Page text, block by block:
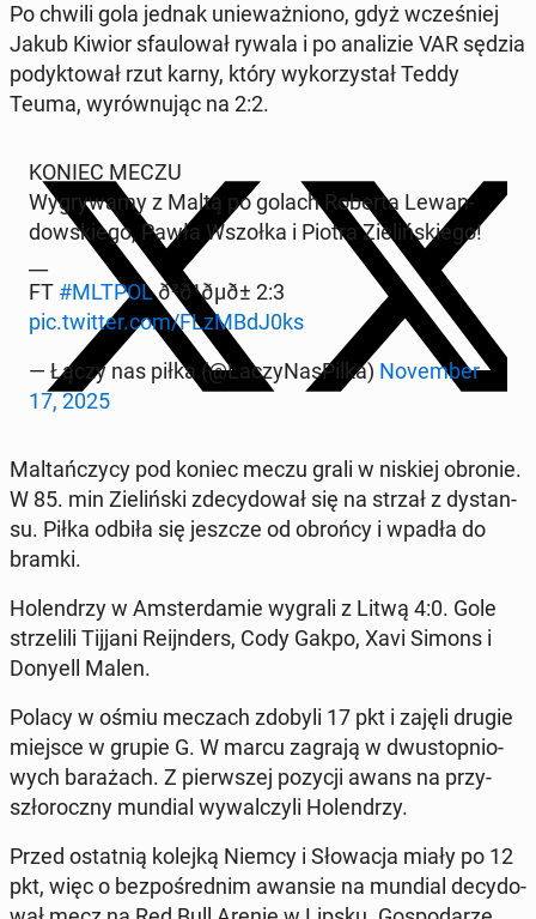
Po chwili gola jednak unie­waż­nio­no, gdyż wcze­śniej
Jakub Kiwior sfau­lo­wał rywala i po ana­li­zie VAR sędzia
po­dyk­to­wał rzut karny, który wy­ko­rzy­stał Teddy
Teuma, wy­rów­nu­jąc na 2:2.
KONIEC MECZU
Wy­gry­wa­my z Maltą po golach Roberta Le­wan­
dow­skie­go, Pawła Wszołka i Piotra Zie­liń­skie­go!
FT #MLTPOLð²ð¹ðµð± 2:3
pic.twitter.com/FLzMBdJ0ks
— Łączy nas piłka (@La­czy­Na­sPil­ka) No­vem­ber
17, 2025
Mal­tań­czy­cy pod koniec meczu grali w niskiej obronie.
W 85. min Zie­liń­ski zde­cy­do­wał się na strzał z dy­stan­
su. Piłka odbiła się jeszcze od obrońcy i wpadła do
bramki.
Ho­len­drzy w Am­ster­da­mie wygrali z Litwą 4:0. Gole
strze­li­li Tijjani Re­ijn­ders, Cody Gakpo, Xavi Simons i
Donyell Malen.
Polacy w ośmiu meczach zdobyli 17 pkt i zajęli drugie
miejsce w grupie G. W marcu zagrają w dwu­stop­nio­
wych ba­ra­żach. Z pierw­szej pozycji awans na przy­
szło­rocz­ny mundial wy­wal­czy­li Ho­len­drzy.
Przed ostat­nią kolejką Niemcy i Sło­wa­cja miały po 12
pkt, więc o bez­po­śred­nim awansie na mundial de­cy­do­